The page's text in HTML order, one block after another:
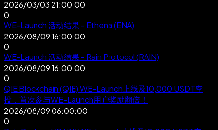
2026/03/03 21:00:00
0
WE-Launch 活动结果 - Ethena (ENA)
2026/08/09 16:00:00
0
WE-Launch 活动结果 - Rain Protocol (RAIN)
2026/08/09 16:00:00
0
QIE Blockchain (QIE) WE-Launch上线及10,000 USDT空
投，首次参与WE-Launch用户奖励翻倍！
2026/08/09 06:00:00
0